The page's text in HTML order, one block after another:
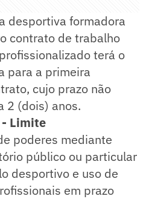
desportiva formadora
contrato de trabalho
terá o
para a primeira
cujo prazo não
2 (dois) anos.
- Limite
poderes mediante
público ou particular
desportivo e uso de
em prazo